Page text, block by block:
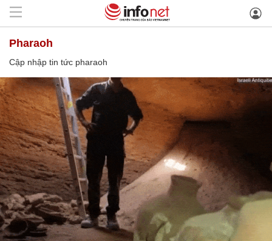
pharaoh
Cập nhập tin tức pharaoh